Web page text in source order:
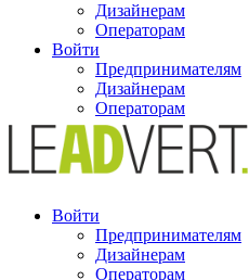
Дизайнерам
Операторам
Войти
Предпринимателям
Дизайнерам
Операторам
Войти
Предпринимателям
Дизайнерам
Операторам